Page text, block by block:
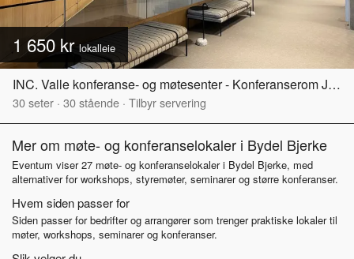
1 650 kr lokalleie
INC. Valle konferanse- og møtesenter - Konferanserom Jordal
30seter · 30stående · Tilbyr servering
Mer om møte- og konferanselokaler i Bydel Bjerke
Eventum viser 27 møte- og konferanselokaler i Bydel Bjerke, med
alternativer for workshops, styremøter, seminarer og større konferanser.
Hvem siden passer for
Siden passer for bedrifter og arrangører som trenger praktiske lokaler til
møter, workshops, seminarer og konferanser.